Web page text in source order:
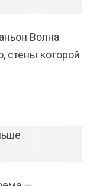
Волна
стены которой